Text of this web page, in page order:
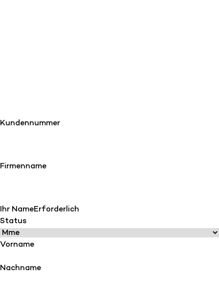
Kundennummer
Firmenname
Ihr NameErforderlich
Status
Vorname
Nachname